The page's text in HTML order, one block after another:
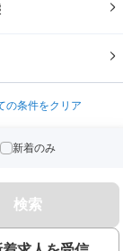
の条件をクリア
新着のみ
検索